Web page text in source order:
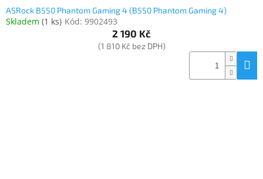
ASRock B550 Phantom Gaming 4 (B550 Phantom Gaming 4)
Skladem (1 ks) Kód: 9902493
2 190 Kč
(1 810 Kč bez DPH)